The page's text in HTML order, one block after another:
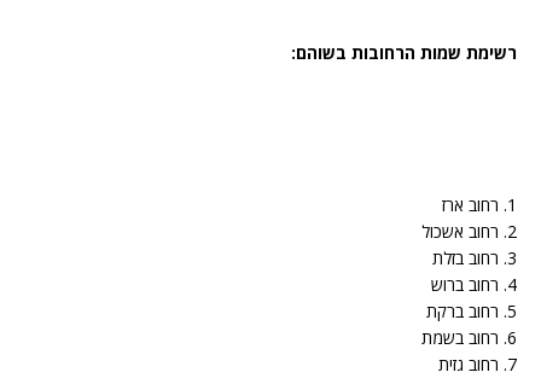
רשימת שמות הרחובות בשוהם:
1. רחוב ארז
2. רחוב אשכול
3. רחוב בזלת
4. רחוב ברוש
5. רחוב ברקת
6. רחוב בשמת
7. רחוב גזית